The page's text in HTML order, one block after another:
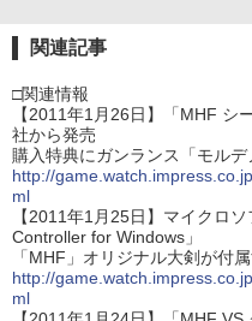
関連記事
□関連情報
【2011年1月26日】「MHF シ
社から発売
購入特典にガンランス「モル
http://
ml
【2011年1月25日】マイクロ
Controller for Windows」
「MHF」オリジナル大剣が付
http://
ml